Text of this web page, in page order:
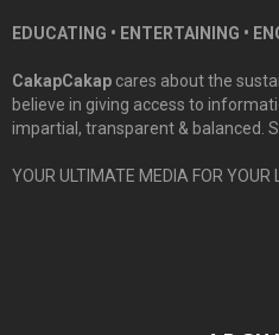
EDUCATING • ENTERTAINING •
CakapCakap cares about the
believe in giving access to
impartial, transparent & balanced.
YOUR ULTIMATE MEDIA FOR YOUR